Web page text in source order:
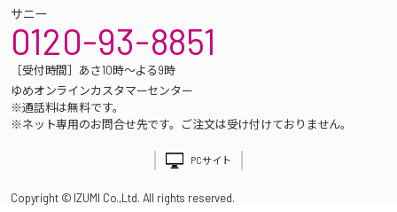
サニー
0120-93-8851
［受付時間］あさ10時～よる9時
ゆめオンラインカスタマーセンター
※通話料は無料です。
※ネット専用のお問合せ先です。ご注文は受け付けておりません。
PCサイト
Copyright © IZUMI Co.,Ltd. All rights reserved.